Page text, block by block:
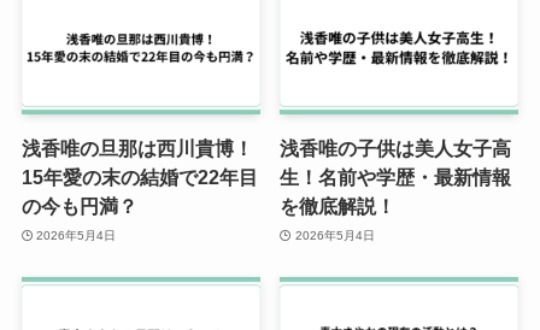
浅香唯の旦那は西川貴博！
15年愛の末の結婚で22年目
の今も円満？
2026年5月4日
浅香唯の子供は美人女子高
生！名前や学歴・最新情報
を徹底解説！
2026年5月4日